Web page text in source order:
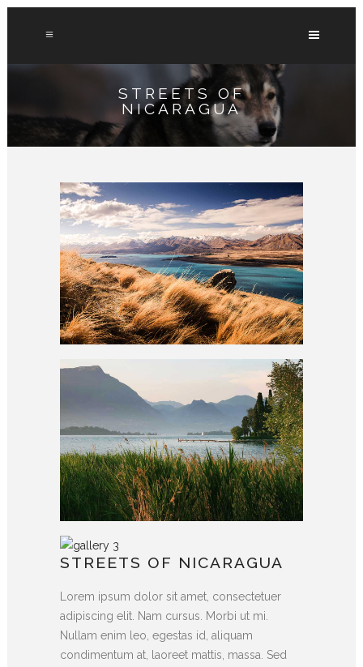
STREETS OF
NICARAGUA
STREETS OF NICARAGUA
Lorem ipsum dolor sit amet, consectetuer
adipiscing elit. Nam cursus. Morbi ut mi.
Nullam enim leo, egestas id, aliquam
condimentum at, laoreet mattis, massa. Sed